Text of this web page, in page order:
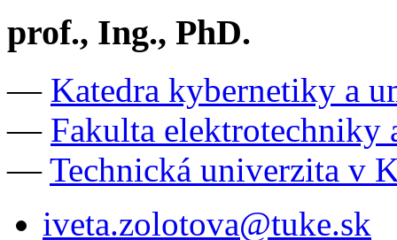
prof., Ing., PhD.
— Katedra kybernetiky a
— Fakulta
—Technická univerzita v
iveta.zolotova@tuke.sk